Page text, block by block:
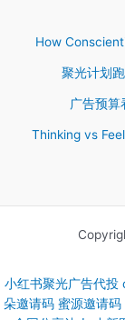
How
聚光计划
广告预算
Thinking vs
小红书聚光广告代投
朵邀请码 蜜源邀请码